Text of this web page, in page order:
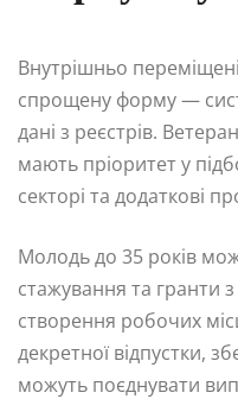
Внутрішньо
спрощену форму —
дані з реєстрів.
мають пріоритет у
секторі та додаткові
Молодь до 35 років
стажування та
створення робочих
декретної відпустки,
можуть поєднувати